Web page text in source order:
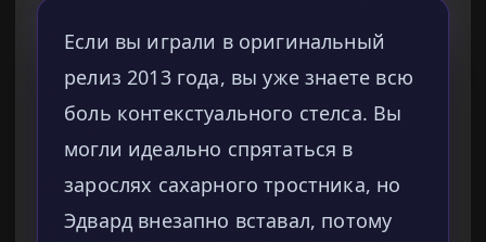
Если вы играли в оригинальный
релиз 2013 года, вы уже знаете всю
боль контекстуального стелса. Вы
могли идеально спрятаться в
зарослях сахарного тростника, но
Эдвард внезапно вставал, потому